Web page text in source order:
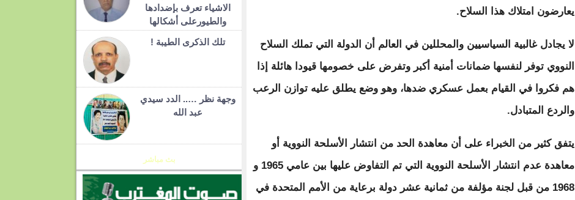
يعارضون امتلاك هذا السلاح.
لا يجادل غالبية السياسيين والمحللين في العالم أن الدولة التي تملك السلاح
النووي توفر لنفسها ضمانات أمنية أكبر وتفرض على خصومها قيودا هائلة إذا
هم فكروا في القيام بعمل عسكري ضدها، وهو وضع يطلق عليه توازن الرعب
والردع المتبادل.
يتفق كثير من الخبراء على أن معاهدة الحد من انتشار الأسلحة النووية أو
معاهدة عدم انتشار الأسلحة النووية التي تم التفاوض عليها بين عامي 1965 و
1968 من قبل لجنة مؤلفة من ثمانية عشر دولة برعاية من الأمم المتحدة في
الاشياء تعرف بإضدادها
والطيورعلى أشكالها
تلك الذكرى الطيبة !
وجهة نظر ….. الدد سيدي
عبد الله
بث مباشر